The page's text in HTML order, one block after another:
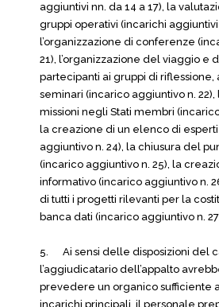
aggiuntivi nn. da 14 a 17), la
gruppi operativi (incarichi aggiuntivi
l’organizzazione di conferenze
21), l’organizzazione del viaggio e
partecipanti ai gruppi di riflessione,
seminari (incarico aggiuntivo n.
missioni negli Stati membri
la creazione di un elenco di
aggiuntivo n. 24), la chiusura del
(incarico aggiuntivo n. 25), la
informativo (incarico aggiuntivo n.
di tutti i progetti rilevanti per la
banca dati (incarico aggiuntivo n.
5. Ai sensi delle disposizioni del
l’aggiudicatario dell’appalto
prevedere un organico sufficiente
incarichi principali, il personale